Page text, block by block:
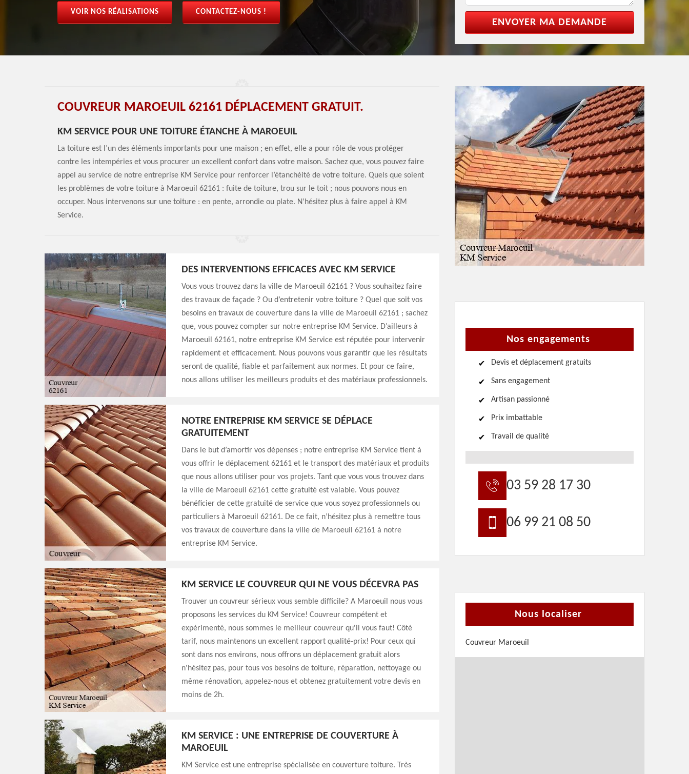
VOIR NOS RÉALISATIONS CONTACTEZ-NOUS !
COUVREUR MAROEUIL 62161 DÉPLACEMENT GRATUIT.
KM SERVICE POUR UNE TOITURE ÉTANCHE À MAROEUIL
La toiture est l’un des éléments importants pour une maison ; en effet, elle a pour rôle de vous protéger
contre les intempéries et vous procurer un excellent confort dans votre maison. Sachez que, vous pouvez faire
appel au service de notre entreprise KM Service pour renforcer l’étanchéité de votre toiture. Quels que soient
les problèmes de votre toiture à Maroeuil 62161 : fuite de toiture, trou sur le toit ; nous pouvons nous en
occuper. Nous intervenons sur une toiture : en pente, arrondie ou plate. N’hésitez plus à faire appel à KM
Service.
DES INTERVENTIONS EFFICACES AVEC KM SERVICE
Vous vous trouvez dans la ville de Maroeuil 62161 ? Vous souhaitez faire
des travaux de façade ? Ou d’entretenir votre toiture ? Quel que soit vos
besoins en travaux de couverture dans la ville de Maroeuil 62161 ; sachez
que, vous pouvez compter sur notre entreprise KM Service. D’ailleurs à
Maroeuil 62161, notre entreprise KM Service est réputée pour intervenir
rapidement et efficacement. Nous pouvons vous garantir que les résultats
seront de qualité, fiable et parfaitement aux normes. Et pour ce faire,
nous allons utiliser les meilleurs produits et des matériaux professionnels.
NOTRE ENTREPRISE KM SERVICE SE DÉPLACE
GRATUITEMENT
Dans le but d’amortir vos dépenses ; notre entreprise KM Service tient à
vous offrir le déplacement 62161 et le transport des matériaux et produits
que nous allons utiliser pour vos projets. Tant que vous vous trouvez dans
la ville de Maroeuil 62161 cette gratuité est valable. Vous pouvez
bénéficier de cette gratuité de service que vous soyez professionnels ou
particuliers à Maroeuil 62161. De ce fait, n’hésitez plus à remettre tous
vos travaux de couverture dans la ville de Maroeuil 62161 à notre
entreprise KM Service.
KM SERVICE LE COUVREUR QUI NE VOUS DÉCEVRA PAS
Trouver un couvreur sérieux vous semble difficile? A Maroeuil nous vous
proposons les services du KM Service! Couvreur compétent et
expérimenté, nous sommes le meilleur couvreur qu'il vous faut! Côté
tarif, nous maintenons un excellent rapport qualité-prix! Pour ceux qui
sont dans nos environs, nous offrons un déplacement gratuit alors
n'hésitez pas, pour tous vos besoins de toiture, réparation, nettoyage ou
même rénovation, appelez-nous et obtenez gratuitement votre devis en
moins de 2h.
KM SERVICE : UNE ENTREPRISE DE COUVERTURE À
MAROEUIL
KM Service est une entreprise spécialisée en couverture toiture. Très
Nos engagements
Devis et déplacement gratuits
Sans engagement
Artisan passionné
Prix imbattable
Travail de qualité
03 59 28 17 30
06 99 21 08 50
Nous localiser
Couvreur Maroeuil